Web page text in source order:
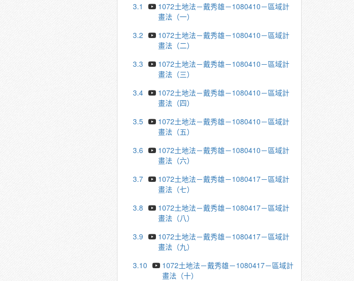
3.1
1072土地法－戴秀雄－1080410－區域計
畫法（一）
3.2
1072土地法－戴秀雄－1080410－區域計
畫法（二）
3.3
1072土地法－戴秀雄－1080410－區域計
畫法（三）
3.4
1072土地法－戴秀雄－1080410－區域計
畫法（四）
3.5
1072土地法－戴秀雄－1080410－區域計
畫法（五）
3.6
1072土地法－戴秀雄－1080410－區域計
畫法（六）
3.7
1072土地法－戴秀雄－1080417－區域計
畫法（七）
3.8
1072土地法－戴秀雄－1080417－區域計
畫法（八）
3.9
1072土地法－戴秀雄－1080417－區域計
畫法（九）
3.10
1072土地法－戴秀雄－1080417－區域計
畫法（十）